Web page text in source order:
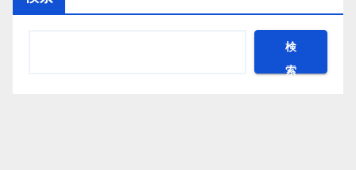
検
索